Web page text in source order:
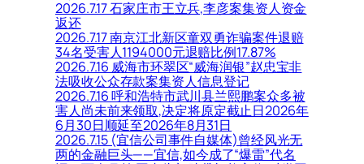
2026.7.17 石家庄市王立兵,李彦案集资人资金
返还
2026.7.17 南京江北新区童双勇诈骗案件退赔
34名受害人1194000元退赔比例17.87%
2026.7.16 威海市环翠区“威海润银”赵忠宝非
法吸收公众存款案集资人信息登记
2026.7.16 呼和浩特市武川县兰熙鹏案众多被
害人尚未前来领取,决定将原定截止日2026年
6月30日顺延至2026年8月31日
2026.7.15 (宜信公司事件自媒体)曾经风光无
两的金融巨头——宜信,如今成了“爆雷”代名